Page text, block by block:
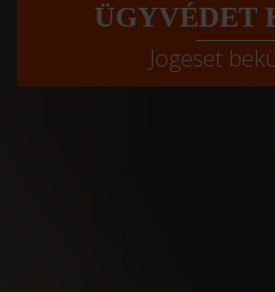
ÜGYVÉDET
Jogeset